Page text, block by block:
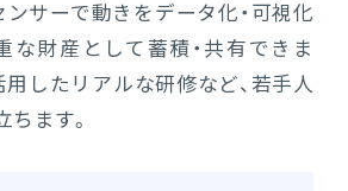
ンサーで動きをデータ化・可視化
な財産として蓄積・共有できま
用したリアルな研修など、若手人
ます。